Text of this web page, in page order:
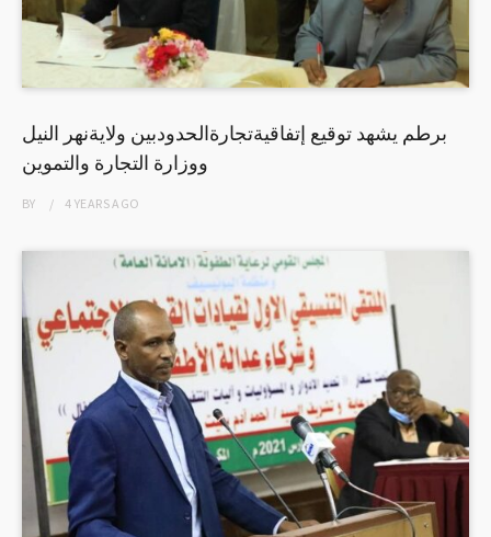
برطم يشهد توقيع إتفاقيةتجارةالحدودبين ولايةنهر النيل
ووزارة التجارة والتموين
BY 4 YEARSAGO